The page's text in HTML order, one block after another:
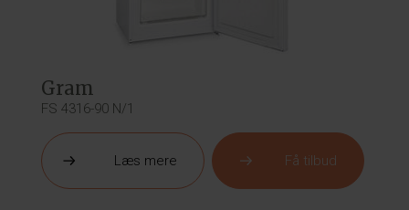
Gram
FS 4316-90 N/1
Læs mere Få tilbud